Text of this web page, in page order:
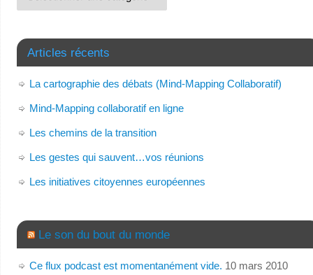
Articles récents
La cartographie des débats (Mind-Mapping Collaboratif)
Mind-Mapping collaboratif en ligne
Les chemins de la transition
Les gestes qui sauvent…vos réunions
Les initiatives citoyennes européennes
Le son du bout du monde
Ce flux podcast est momentanément vide. 10 mars 2010